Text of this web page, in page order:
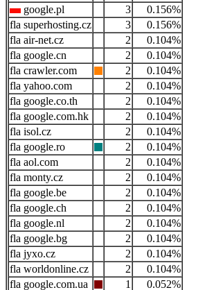
google.pl
3
0.156%
superhosting.cz
3
0.156%
air-net.cz
2
0.104%
google.cn
2
0.104%
crawler.com
2
0.104%
yahoo.com
2
0.104%
google.co.th
2
0.104%
google.com.hk
2
0.104%
isol.cz
2
0.104%
google.ro
2
0.104%
aol.com
2
0.104%
monty.cz
2
0.104%
google.be
2
0.104%
google.ch
2
0.104%
google.nl
2
0.104%
google.bg
2
0.104%
jyxo.cz
2
0.104%
worldonline.cz
2
0.104%
google.com.ua
1 0.052%